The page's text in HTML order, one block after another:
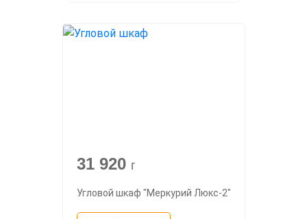
31 920 г
Угловой шкаф "Меркурий Люкс-2"